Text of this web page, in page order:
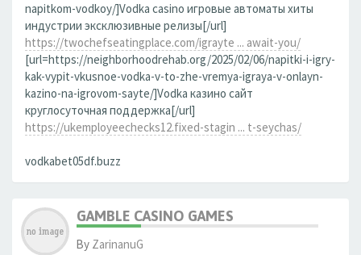
napitkom-vodkoy/]Vodka casino игровые автоматы хиты
индустрии эксклюзивные релизы[/url]
https://twochefseatingplace.com/igrayte ... await-you/
[url=https://neighborhoodrehab.org/2025/02/06/napitki-i-igry-
kak-vypit-vkusnoe-vodka-v-to-zhe-vremya-igraya-v-onlayn-
kazino-na-igrovom-sayte/]Vodka казино сайт
круглосуточная поддержка[/url]
https://ukemployeechecks12.fixed-stagin ... t-seychas/
vodkabet05df.buzz
GAMBLE CASINO GAMES
By ZarinanuG